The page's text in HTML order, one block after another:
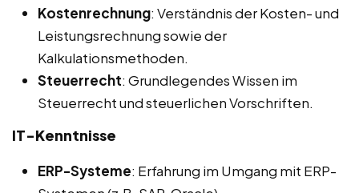
Kostenrechnung: Verständnis der Kosten- und
Leistungsrechnung sowie der
Kalkulationsmethoden.
Steuerrecht: Grundlegendes Wissen im
Steuerrecht und steuerlichen Vorschriften.
IT-Kenntnisse
ERP-Systeme: Erfahrung im Umgang mit ERP-